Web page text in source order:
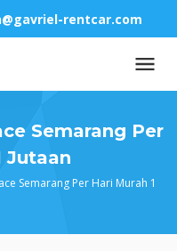
rentcar.com
Semarang Per
Jutaan
Semarang Per Hari Murah 1